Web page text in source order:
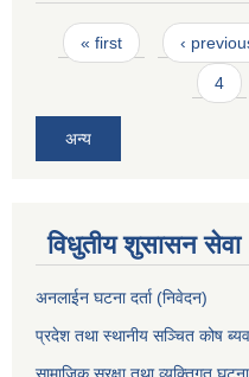
Pages
« first ‹
4
अन्य
विधुतीय शुसासन सेवा
अनलाईन घटना दर्ता (निवेदन)
प्रदेश तथा स्थानीय सञ्चित कोष
सामाजिक सुरक्षा तथा व्यक्तिगत घटना